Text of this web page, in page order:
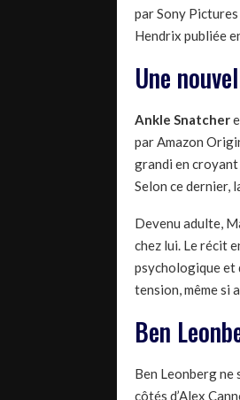
par Sony
Hendrix publiée
Une
Ankle Snatcher
par Amazon
grandi en croyant
Selon ce dernier,
Devenu adulte,
chez lui. Le récit
psychologique et
tension, même si
Ben
Ben Leonberg
côtés d’Alex